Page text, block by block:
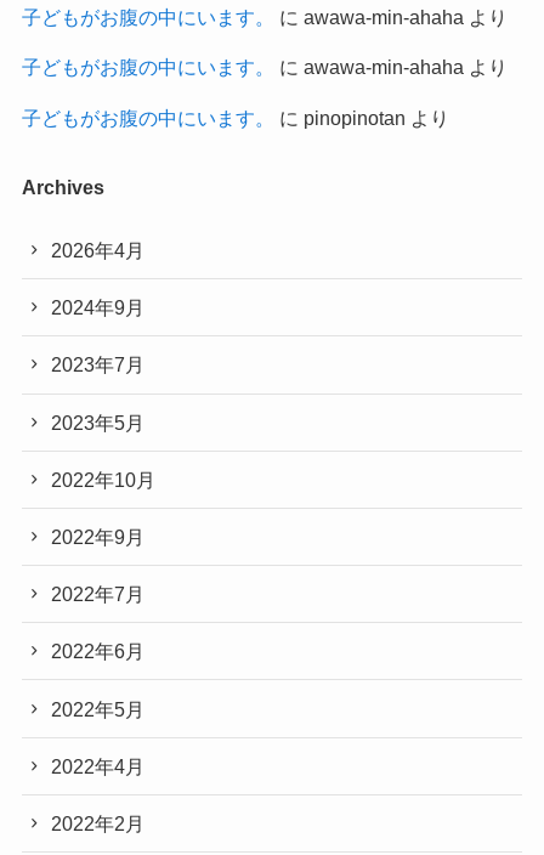
子どもがお腹の中にいます。 に awawa-min-ahaha より
子どもがお腹の中にいます。 に awawa-min-ahaha より
子どもがお腹の中にいます。 に pinopinotan より
Archives
2026年4月
2024年9月
2023年7月
2023年5月
2022年10月
2022年9月
2022年7月
2022年6月
2022年5月
2022年4月
2022年2月